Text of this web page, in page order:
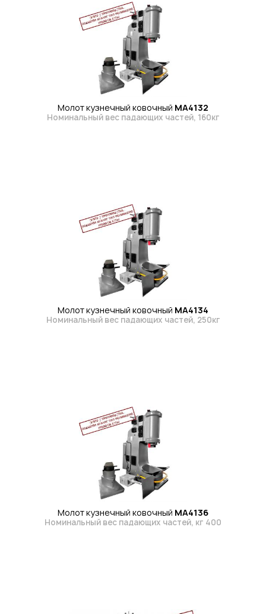
Молот кузнечный ковочный МА4132
Номинальный вес падающих частей, 160кг
Молот кузнечный ковочный МА4134
Номинальный вес падающих частей, 250кг
Молот кузнечный ковочный МА4136
Номинальный вес падающих частей, кг 400